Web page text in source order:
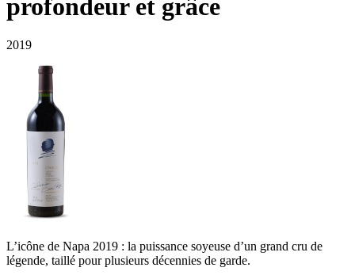
profondeur et grâce
2019
L’icône de Napa 2019 : la puissance soyeuse d’un grand cru de
légende, taillé pour plusieurs décennies de garde.